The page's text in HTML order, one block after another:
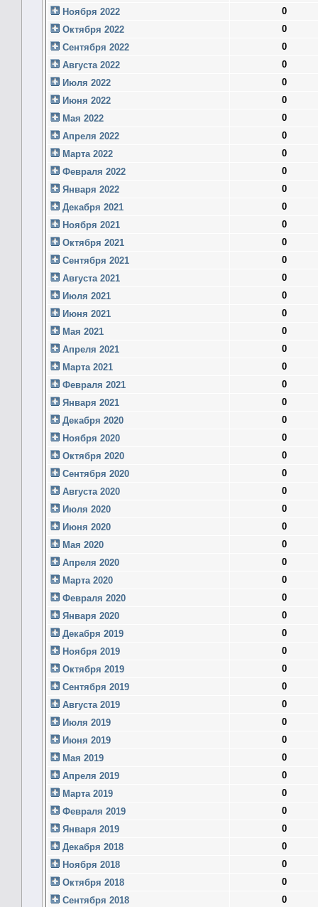
Ноября 2022
0
Октября 2022
0
Сентября 2022
0
Августа 2022
0
Июля 2022
0
Июня 2022
0
Мая 2022
0
Апреля 2022
0
Марта 2022
0
Февраля 2022
0
Января 2022
0
Декабря 2021
0
Ноября 2021
0
Октября 2021
0
Сентября 2021
0
Августа 2021
0
Июля 2021
0
Июня 2021
0
Мая 2021
0
Апреля 2021
0
Марта 2021
0
Февраля 2021
0
Января 2021
0
Декабря 2020
0
Ноября 2020
0
Октября 2020
0
Сентября 2020
0
Августа 2020
0
Июля 2020
0
Июня 2020
0
Мая 2020
0
Апреля 2020
0
Марта 2020
0
Февраля 2020
0
Января 2020
0
Декабря 2019
0
Ноября 2019
0
Октября 2019
0
Сентября 2019
0
Августа 2019
0
Июля 2019
0
Июня 2019
0
Мая 2019
0
Апреля 2019
0
Марта 2019
0
Февраля 2019
0
Января 2019
0
Декабря 2018
0
Ноября 2018
0
Октября 2018
0
Сентября 2018
0